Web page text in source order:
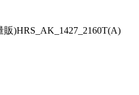
)HRS_AK_1427_2160T(A)